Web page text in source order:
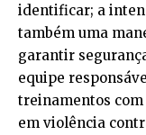
identificar; a
também uma
garantir
equipe
treinamentos
em violência